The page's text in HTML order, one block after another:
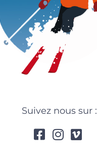
Suivez nous sur :